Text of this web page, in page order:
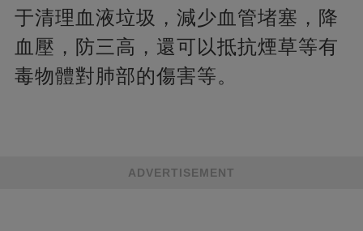
于清理血液垃圾，減少血管堵塞，降
血壓，防三高，還可以抵抗煙草等有
毒物體對肺部的傷害等。
ADVERTISEMENT